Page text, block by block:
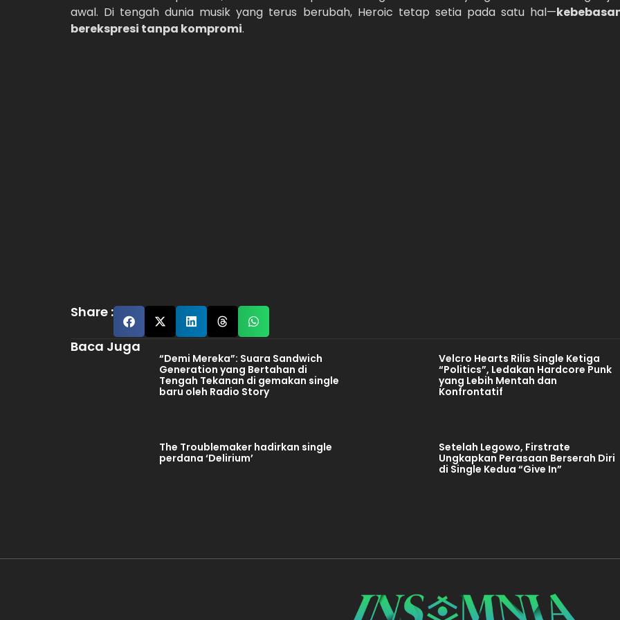
awal. Di tengah dunia musik yang terus berubah, Heroic tetap setia pada satu hal—
berekspresi tanpa kompromi.
Share :
Baca Juga
“Demi Mereka”: Suara Sandwich
Generation yang Bertahan di
Tengah Tekanan di gemakan single
baru oleh Radio Story
Velcro Hearts Rilis Single Ketiga
“Politics”, Ledakan Hardcore Punk
yang Lebih Mentah dan
Konfrontatif
The Troublemaker hadirkan single
perdana ‘Delirium’
Setelah Legowo, Firstrate
Ungkapkan Perasaan Berserah Diri
di Single Kedua “Give In”